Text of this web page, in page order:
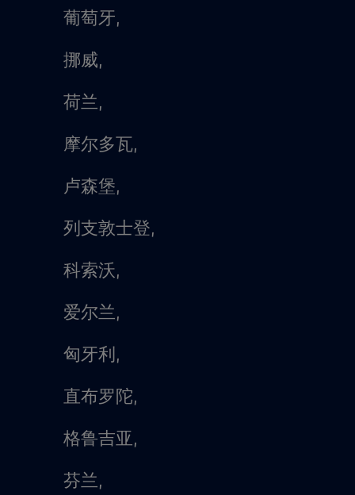
葡萄牙,
挪威,
荷兰,
摩尔多瓦,
卢森堡,
列支敦士登,
科索沃,
爱尔兰,
匈牙利,
直布罗陀,
格鲁吉亚,
芬兰,